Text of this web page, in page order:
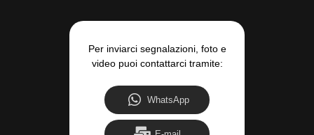
Per inviarci segnalazioni, foto e
video puoi contattarci tramite:
WhatsApp